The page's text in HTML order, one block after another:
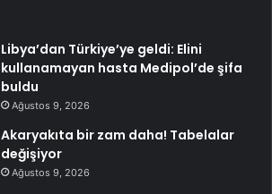
Libya’dan Türkiye’ye geldi: Elini
kullanamayan hasta Medipol’de şifa
buldu
Ağustos 9, 2026
Akaryakıta bir zam daha! Tabelalar
değişiyor
Ağustos 9, 2026